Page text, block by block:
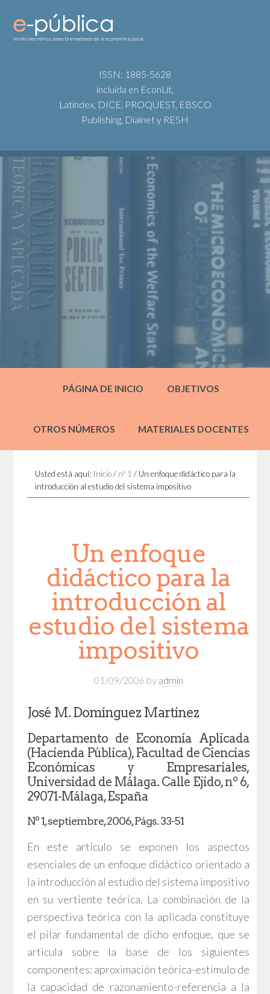
ISSN: 1885-5628
incluida en EconLit,
Latindex, DICE, PROQUEST, EBSCO
Publishing, Dialnet y RESH
PÁGINA DE INICIO OBJETIVOS
OTROS NÚMEROS MATERIALES DOCENTES
Usted está aquí: Inicio / nº 1 / Un enfoque didáctico para la
introducción al estudio del sistema impositivo
Un enfoque
didáctico para la
introducción al
estudio del sistema
impositivo
01/09/2006 by admin
José M. Domínguez Martínez
Departamento de Economía Aplicada
(Hacienda Pública), Facultad de Ciencias
Económicas y Empresariales,
Universidad de Málaga. Calle Ejido, nº 6,
29071-Málaga, España
Nº 1, septiembre, 2006, Págs. 33-51
En este artículo se exponen los aspectos
esenciales de un enfoque didáctico orientado a
la introducción al estudio del sistema impositivo
en su vertiente teórica. La combinación de la
perspectiva teórica con la aplicada constituye
el pilar fundamental de dicho enfoque, que se
articula sobre la base de los siguientes
componentes: aproximación teórica-estímulo de
la capacidad de razonamiento-referencia a la